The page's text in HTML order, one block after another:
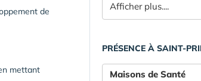
de
mettant
Afficher plus....
PRÉSENCE À SAINT-
Maisons de Santé